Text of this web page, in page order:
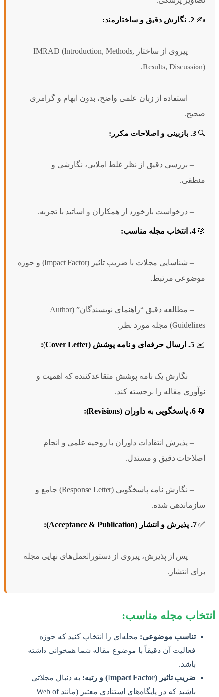
✍️ 2. نگارش دقیق و ساختارمند:
– پیروی از ساختار IMRAD (Introduction, Methods,
Results, Discussion).
– استفاده از زبان علمی واضح، بدون ابهام و گرامری
صحیح.
🔍 3. بازبینی و اصلاحات مکرر:
– بررسی دقیق از نظر غلط املایی، نگارشی و
منطقی.
– درخواست بازخورد از همکاران و اساتید با تجربه.
🎯 4. انتخاب مجله مناسب:
– شناسایی مجلات با ضریب تاثیر (Impact Factor) و حوزه
موضوعی مرتبط.
– مطالعه دقیق “راهنمای نویسندگان” (Author
Guidelines) مجله مورد نظر.
✉️ 5. ارسال حرفه‌ای و نامه پوشش (Cover Letter):
– نگارش یک نامه پوشش متقاعدکننده که اهمیت و
نوآوری مقاله را برجسته کند.
🔄 6. پاسخگویی به داوران (Revisions):
– پذیرش انتقادات داوران با روحیه علمی و انجام
اصلاحات دقیق و مستدل.
– نگارش نامه پاسخگویی (Response Letter) جامع و
سازماندهی شده.
✅ 7. پذیرش و انتشار (Acceptance & Publication):
– پس از پذیرش، پیروی از دستورالعمل‌های نهایی مجله
برای انتشار.
انتخاب مجله مناسب:
تناسب موضوعی: مجله‌ای را انتخاب کنید که حوزه
فعالیت آن دقیقاً با موضوع مقاله شما همخوانی داشته
باشد.
ضریب تاثیر (Impact Factor) و رتبه:
به دنبال مجلاتی
باشید که در پایگاه‌های استنادی معتبر (مانند Web of